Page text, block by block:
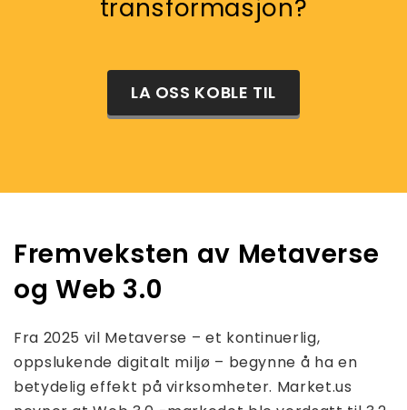
transformasjon?
LA OSS KOBLE TIL
Fremveksten av Metaverse
og Web 3.0
Fra 2025 vil Metaverse – et kontinuerlig,
oppslukende digitalt miljø – begynne å ha en
betydelig effekt på virksomheter. Market.us